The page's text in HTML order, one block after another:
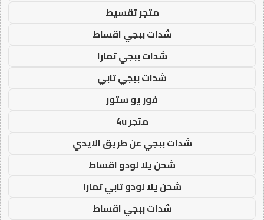
متجر تقسيط
شدات ببجي اقساط
شدات ببجي تمارا
شدات ببجي تابي
فور يو ستور
متجر 4u
شدات ببجي عن طريق الايدي
شحن يلا لودو اقساط
شحن يلا لودو تابي تمارا
شدات ببجي اقساط